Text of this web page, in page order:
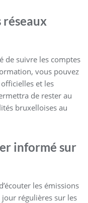
réseaux
de suivre les comptes
vous pouvez
et les
de rester au
bruxelloises au
informé sur
les émissions
régulières sur les